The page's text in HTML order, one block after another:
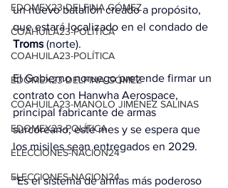
EDOMEX23-DELFINA GÓMEZ
COAHUILA23-POLÍTICA
COAHUILA23-POLÍTICA
EDOMEX23-DELFINA GÓMEZ
COAHUILA23-MANOLO JIMÉNEZ SALINAS
EDOMEX23-POLÍTICA
ELECCIONES-NACION24
ELECCIONES-NACION24
un nuevo batallón creado a propósito,
que estará localizado en el condado de
Troms (norte).
El Gobierno noruego pretende firmar un
contrato con Hanwha Aerospace,
principal fabricante de armas
surcoreano, este mes y se espera que
los misiles sean entregados en 2029.
“Es el sistema de armas más poderoso